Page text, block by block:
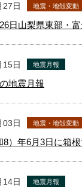
27日 地震・地殻変動
日山梨県東部・
15日 地震月報
地震月報
03日 地震・地殻変動
8）年6月3日に箱
14日 地震月報